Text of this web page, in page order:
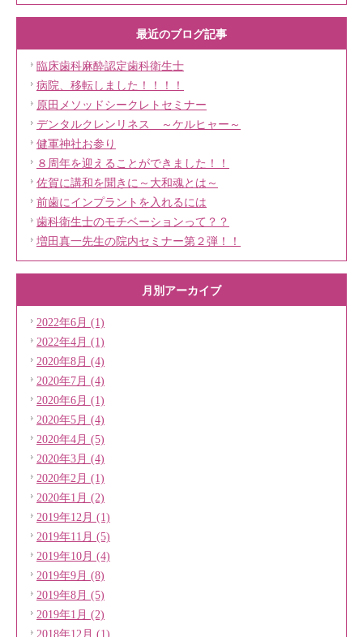
最近のブログ記事
臨床歯科麻酔認定歯科衛生士
病院、移転しました！！！！
原田メソッドシークレトセミナー
デンタルクレンリネス ～ケルヒャー～
健軍神社お参り
８周年を迎えることができました！！
佐賀に講和を聞きに～大和魂とは～
前歯にインプラントを入れるには
歯科衛生士のモチベーションって？？
増田真一先生の院内セミナー第２弾！！
月別アーカイブ
2022年6月 (1)
2022年4月 (1)
2020年8月 (4)
2020年7月 (4)
2020年6月 (1)
2020年5月 (4)
2020年4月 (5)
2020年3月 (4)
2020年2月 (1)
2020年1月 (2)
2019年12月 (1)
2019年11月 (5)
2019年10月 (4)
2019年9月 (8)
2019年8月 (5)
2019年1月 (2)
2018年12月 (1)